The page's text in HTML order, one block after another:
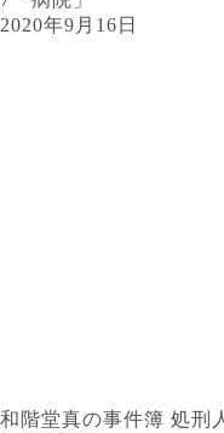
2020年9月16日
和階堂真の事件簿 処刑